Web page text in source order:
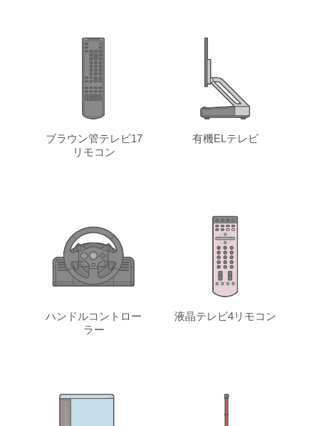
ブラウン管テレビ17
リモコン
有機ELテレビ
ハンドルコントロー
ラー
液晶テレビ4リモコン